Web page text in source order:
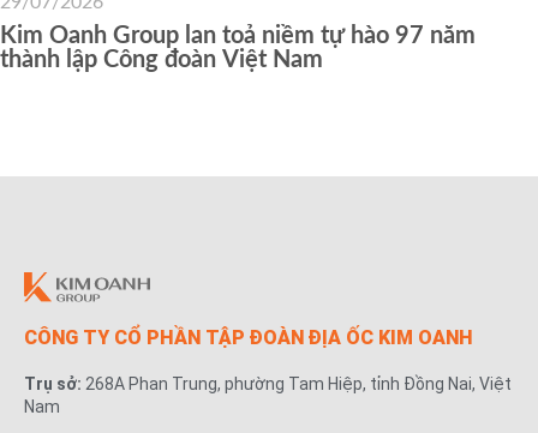
Kim Oanh Group lan toả niềm tự hào 97 năm
thành lập Công đoàn Việt Nam
CÔNG TY CỔ PHẦN TẬP ĐOÀN ĐỊA ỐC KIM OANH
Trụ sở: 268A Phan Trung, phường Tam Hiệp, tỉnh Đồng Nai, Việt
Nam